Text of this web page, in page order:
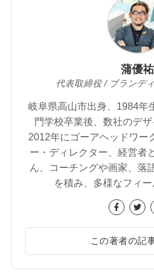
蒲優祐
代表取締役 / ブランデ
岐阜県高山市出身、1984年
門学校卒業後、数社のデザ
2012年にゴーアヘッドワー
ー・ディレクター、経営者
ん、コーチングや画家、落
を積み、多様なフィー
この著者の記